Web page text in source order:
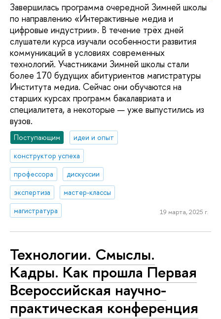
Завершилась программа очередной Зимней школы
по направлению «Интерактивные медиа и
цифровые индустрии». В течение трёх дней
слушатели курса изучали особенности развития
коммуникаций в условиях современных
технологий. Участниками Зимней школы стали
более 170 будущих абитуриентов магистратуры
Института медиа. Сейчас они обучаются на
старших курсах программ бакалавриата и
специалитета, а некоторые — уже выпустились из
вузов.
Поступающим
идеи и опыт
конструктор успеха
профессора
дискуссии
экспертиза
мастер-классы
магистратура
19 марта, 2025 г.
Технологии. Смыслы.
Кадры. Как прошла Первая
Всероссийская научно-
практическая конференция